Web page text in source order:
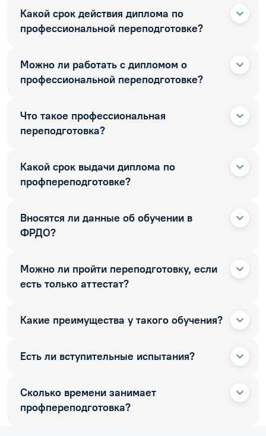
Какой срок действия диплома по
профессиональной переподготовке?
Можно ли работать с дипломом о
профессиональной переподготовке?
Что такое профессиональная
переподготовка?
Какой срок выдачи диплома по
профпереподготовке?
Вносятся ли данные об обучении в
ФРДО?
Можно ли пройти переподготовку, если
есть только аттестат?
Какие преимущества у такого обучения?
Есть ли вступительные испытания?
Сколько времени занимает
профпереподготовка?